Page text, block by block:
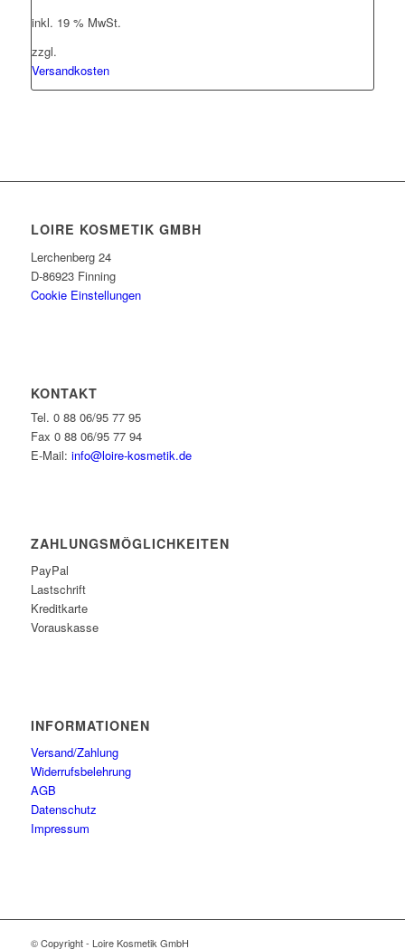
inkl. 19 % MwSt.
zzgl.
Versandkosten
LOIRE KOSMETIK GMBH
Lerchenberg 24
D-86923 Finning
Cookie Einstellungen
KONTAKT
Tel. 0 88 06/95 77 95
Fax 0 88 06/95 77 94
E-Mail: info@loire-kosmetik.de
ZAHLUNGSMÖGLICHKEITEN
PayPal
Lastschrift
Kreditkarte
Vorauskasse
INFORMATIONEN
Versand/Zahlung
Widerrufsbelehrung
AGB
Datenschutz
Impressum
© Copyright - Loire Kosmetik GmbH